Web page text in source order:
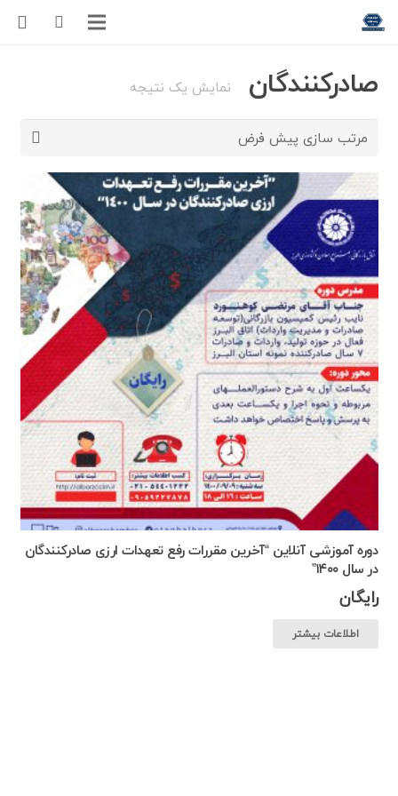
صادرکنندگان نمایش یک نتیجه
دوره آموزشی آنلاین “آخرین مقررات رفع تعهدات ارزی صادرکنندگان
در سال ۱۴۰۰”
رایگان
اطلاعات بیشتر